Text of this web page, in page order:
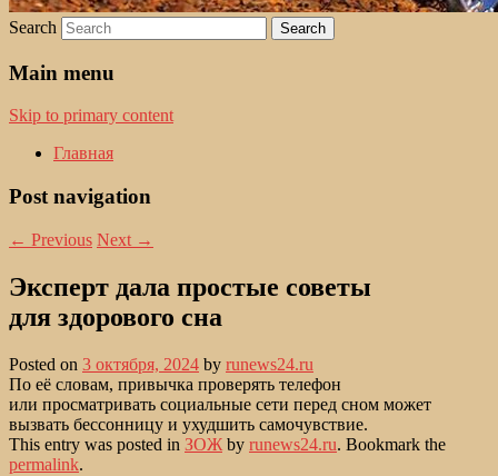
Search
Main menu
Skip to primary content
Главная
Post navigation
← Previous Next →
Эксперт дала простые советы
для здорового сна
Posted on 3 октября, 2024 by runews24.ru
По её словам, привычка проверять телефон
или просматривать социальные сети перед сном может
вызвать бессонницу и ухудшить самочувствие.
This entry was posted in ЗОЖ by runews24.ru. Bookmark the
permalink.